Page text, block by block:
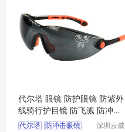
代尔塔 眼镜 防护眼镜 防紫外
线骑行护目镜 防飞溅 防冲击
镜101120
代尔塔 防冲击眼镜
深圳云威